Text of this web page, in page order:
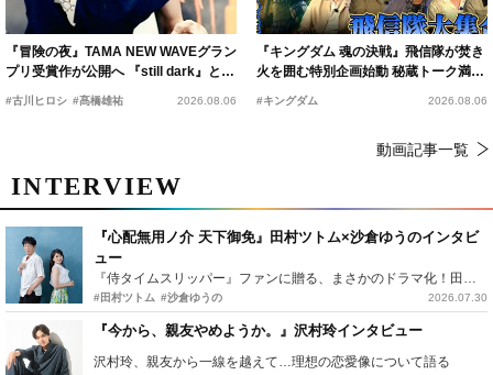
『冒険の夜』TAMA NEW WAVEグラン
プリ受賞作が公開へ 『still dark』と同
#古川ヒロシ #髙橋雄祐 2026.08.06
『キングダム 魂の決戦』飛信隊が焚き
火を囲む特別企画始動 秘蔵トーク満載
#キングダム 2026.08.06
動画記事一覧
INTERVIEW
『心配無用ノ介 天下御免』田村ツトム×沙倉ゆうのインタビ
ュー
『侍タイムスリッパー』ファンに贈る、まさかのドラマ化！田村ツトム×沙倉ゆうのが語る『心配無用ノ介』撮影秘話
#田村ツトム #沙倉ゆうの 2026.07.30
『今から、親友やめようか。』沢村玲インタビュー
沢村玲、親友から一線を越えて…理想の恋愛像について語る